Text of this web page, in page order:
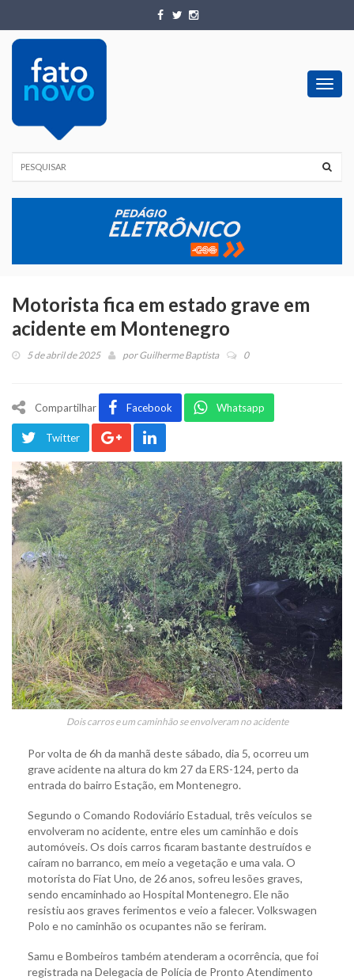
Motorista fica em estado grave em
acidente em Montenegro
5 de abril de 2025 porGuilherme Baptista 0
Compartilhar Facebook Whatsapp
Twitter
Dois carros e um caminhão se envolveram no acidente
Por volta de 6h da manhã deste sábado, dia 5, ocorreu um
grave acidente na altura do km 27 da ERS-124, perto da
entrada do bairro Estação, em Montenegro.
Segundo o Comando Rodoviário Estadual, três veículos se
envolveram no acidente, entre eles um caminhão e dois
automóveis. Os dois carros ficaram bastante destruídos e
caíram no barranco, em meio a vegetação e uma vala. O
motorista do Fiat Uno, de 26 anos, sofreu lesões graves,
sendo encaminhado ao Hospital Montenegro. Ele não
resistiu aos graves ferimentos e veio a falecer. Volkswagen
Polo e no caminhão os ocupantes não se feriram.
Samu e Bombeiros também atenderam a ocorrência, que foi
registrada na Delegacia de Polícia de Pronto Atendimento